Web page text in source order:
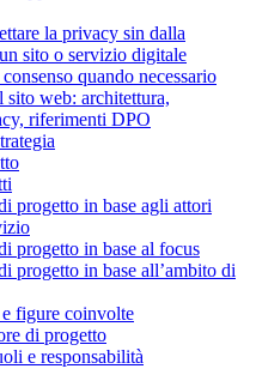
la privacy sin dalla
sito o servizio digitale
quando necessario
sito web: architettura,
riferimenti DPO
progetto in base agli attori
progetto in base al focus
progetto in base all’ambito di
figure coinvolte
di progetto
e responsabilità